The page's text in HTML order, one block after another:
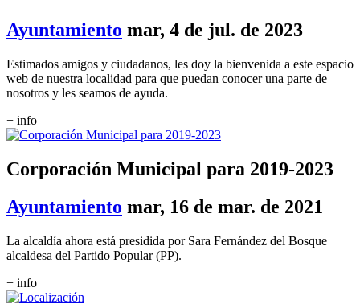
Ayuntamiento mar, 4 de jul. de 2023
Estimados amigos y ciudadanos, les doy la bienvenida a este espacio
web de nuestra localidad para que puedan conocer una parte de
nosotros y les seamos de ayuda.
+ info
Corporación Municipal para 2019-2023
Ayuntamiento mar, 16 de mar. de 2021
La alcaldía ahora está presidida por Sara Fernández del Bosque
alcaldesa del Partido Popular (PP).
+ info